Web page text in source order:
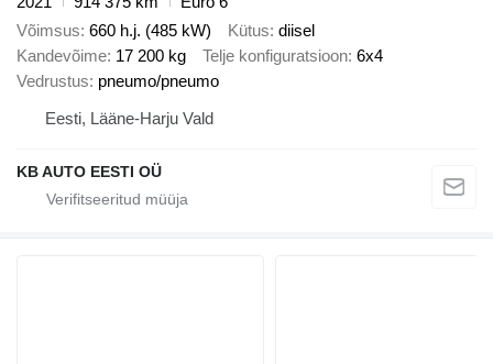
Võimsus 660 h.j. (485 kW) Kütus diisel
Kandevõime 17 200 kg Telje konfiguratsioon 6x4
Vedrustus pneumo/pneumo
Eesti, Lääne-Harju Vald
KB AUTO EESTI OÜ